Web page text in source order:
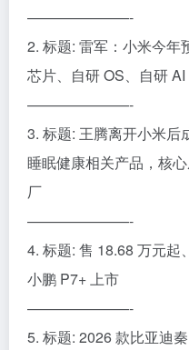
———————-
2. 标题: 雷军：小米今年
芯片、自研 OS、自研 AI
———————-
3. 标题: 王腾离开小米后
睡眠健康相关产品，核
厂
———————-
4. 标题: 售 18.68 万元起
小鹏 P7+ 上市
———————-
5. 标题: 2026 款比亚迪